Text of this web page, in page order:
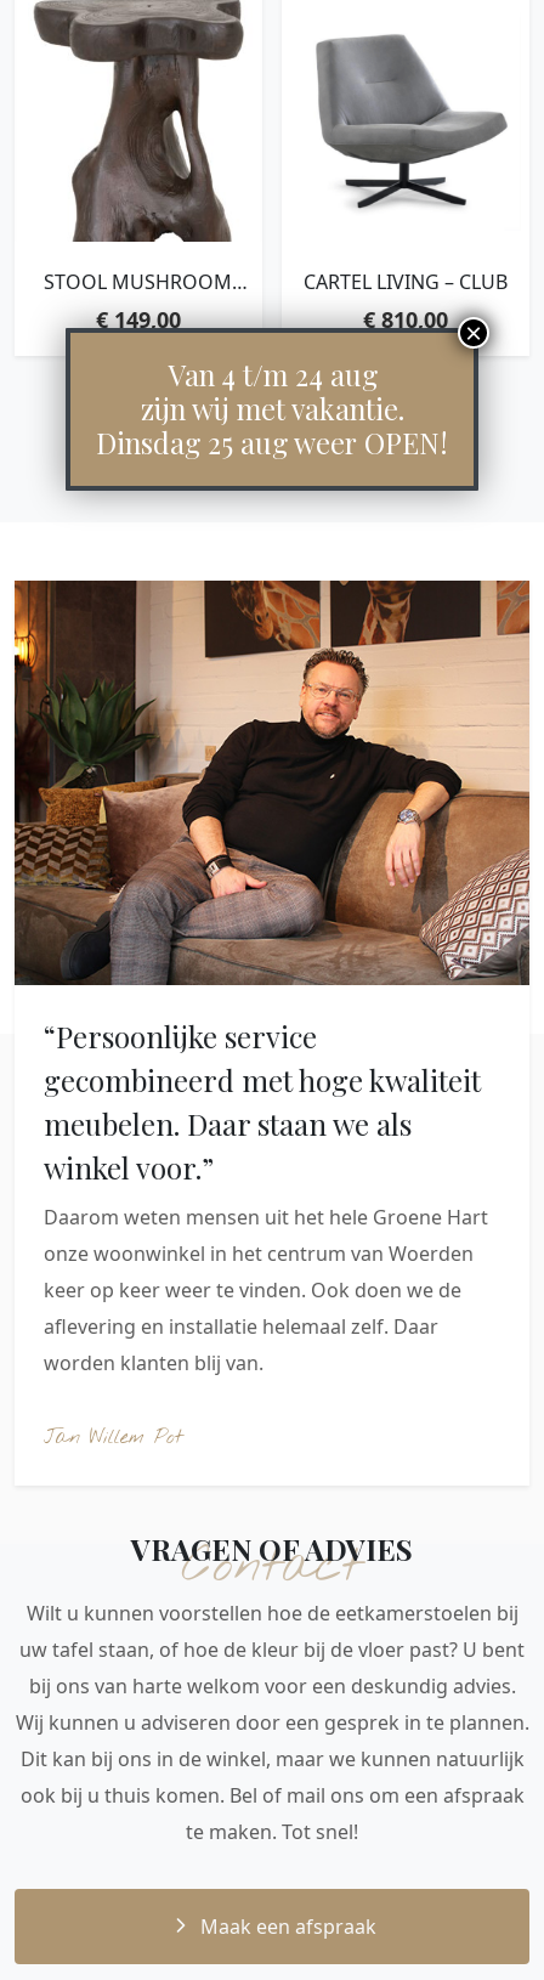
STOOL MUSHROOM
BROWN TEAKWOOD
€149,00
CARTEL LIVING – CLUB
€810,00
“Persoonlijke service
gecombineerd met hoge kwaliteit
meubelen. Daar staan we als
winkel voor.”
Daarom weten mensen uit het hele Groene Hart
onze woonwinkel in het centrum van Woerden
keer op keer weer te vinden. Ook doen we de
aflevering en installatie helemaal zelf. Daar
worden klanten blij van.
Jan Willem Pot
Contact
VRAGEN OF ADVIES
Wilt u kunnen voorstellen hoe de eetkamerstoelen bij
uw tafel staan, of hoe de kleur bij de vloer past? U bent
bij ons van harte welkom voor een deskundig advies.
Wij kunnen u adviseren door een gesprek in te plannen.
Dit kan bij ons in de winkel, maar we kunnen natuurlijk
ook bij u thuis komen. Bel of mail ons om een afspraak
te maken. Tot snel!
Maak een afspraak
Van 4 t/m 24 aug
zijn wij met vakantie.
Dinsdag 25 aug weer OPEN!